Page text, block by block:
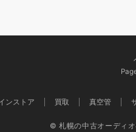
ンストア 買取 真空管
© 札幌の中古オーディ